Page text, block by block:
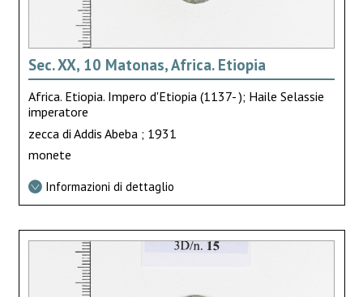
Sec. XX, 10 Matonas, Africa. Etiopia
Africa. Etiopia. Impero d'Etiopia (1137- ); Haile Selassie
imperatore
zecca di Addis Abeba ; 1931
monete
Informazioni di dettaglio